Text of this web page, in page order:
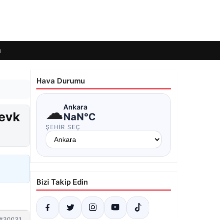
Hava Durumu
☁Ankara
NaN°C
ŞEHIR SEÇ
Bizi Takip Edin